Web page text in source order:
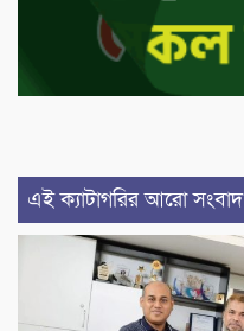
এই ক্যাটাগরির আরো সংবাদ